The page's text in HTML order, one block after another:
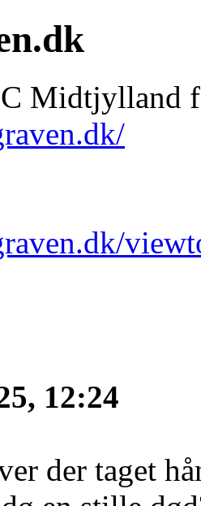
Midtjylland
12:24
der taget